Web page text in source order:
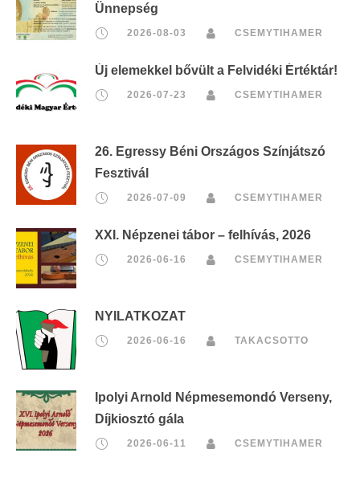
Ünnepség
2026-08-03 CSEMYTIHAMER
Új elemekkel bővült a Felvidéki Értéktár!
2026-07-23 CSEMYTIHAMER
26. Egressy Béni Országos Színjátszó
Fesztivál
2026-07-09 CSEMYTIHAMER
XXI. Népzenei tábor – felhívás, 2026
2026-06-16 CSEMYTIHAMER
NYILATKOZAT
2026-06-16 TAKACSOTTO
Ipolyi Arnold Népmesemondó Verseny,
Díjkiosztó gála
2026-06-11 CSEMYTIHAMER